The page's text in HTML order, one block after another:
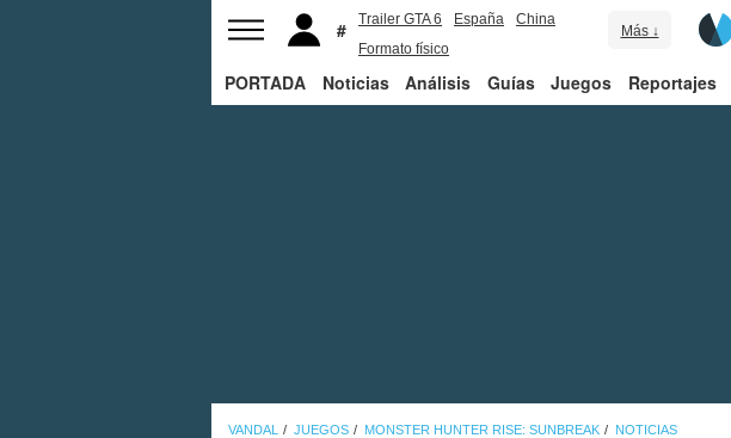
Trailer GTA 6 España
China
Formato físico
Más ↓
PORTADA Noticias Análisis Guías Juegos Reportajes
VANDAL JUEGOS MONSTER HUNTER RISE: SUNBREAK NOTICIAS